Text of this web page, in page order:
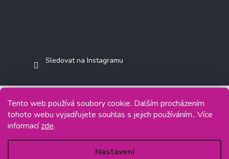
Tento web používá soubory cookie. Dalším procházením
tohoto webu vyjadřujete souhlas s jejich používáním.. Více
informacízde.
Nastavení
Sledovat na Instagramu
Copyright 2026Jasminkashop.cz. Všechna práva vyhrazena.